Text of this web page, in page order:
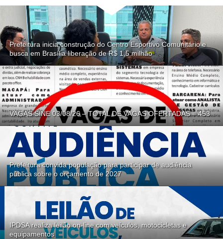
Prefeitura inicia construção do Centro Esportivo Comunitário e
busca em Brasília liberação de R$ 1,5 milhão
VAGAS SINE 03/08/26 – TOTAL DE VAGAS OFERTADAS = 453
Prefeitura convida população para participar de audiência
pública sobre o orçamento de 2027
IPDSA realiza leilão on-line com veículos, motocicletas e
equipamentos